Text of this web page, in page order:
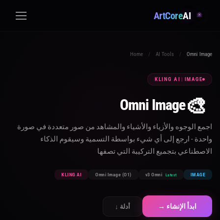
ArtCoreAI
Home / AI Tools / Omni Image
IMAGE
|
KLING AI
🎨
Omni Image
اجمع الوجوه والأزياء والأشياء والمشاهد من صور متعددة في صورة
واحدة - ارجع إلى أي شيء بواسطة التسمية وسيقوم الذكاء
الاصطناعي بتجميع التركيبة التي تصفها
IMAGE
v3 Omni Latest
Omni Image (O1)
KLING AI
ابدأ الإنشاء → أدلة ↓